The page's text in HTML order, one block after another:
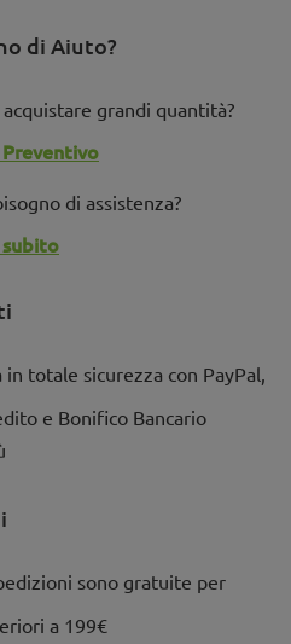
di Aiuto?
acquistare grandi quantità?
di assistenza?
in totale sicurezza con PayPal,
e Bonifico Bancario
sono gratuite per
a 199€